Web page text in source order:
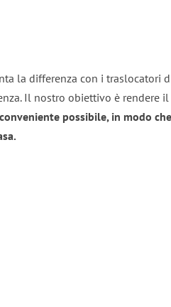
la differenza con i traslocatori
Il nostro obiettivo è rendere
possibile, in modo